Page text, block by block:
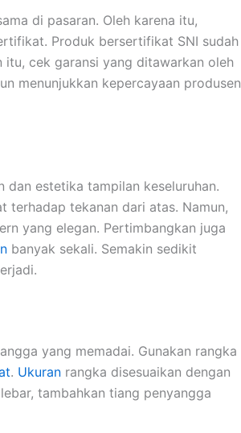
di pasaran. Oleh karena itu,
Produk bersertifikat SNI sudah
itu, cek garansi yang ditawarkan oleh
menunjukkan kepercayaan produsen
estetika tampilan keseluruhan.
tekanan dari atas. Namun,
yang elegan. Pertimbangkan juga
banyak sekali. Semakin sedikit
yang memadai. Gunakan rangka
. Ukuran rangka disesuaikan dengan
tambahkan tiang penyangga